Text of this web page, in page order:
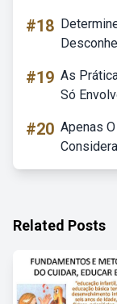
#18
#19 As
Só
#20 Apenas
Related Posts